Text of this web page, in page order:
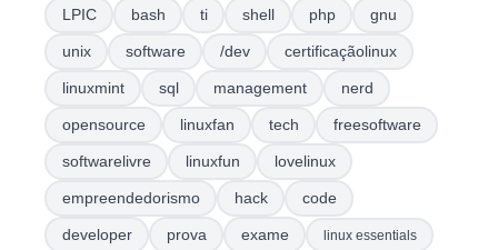
LPIC bash ti shell php gnu
unix software /dev certificaçãolinux
linuxmint sql management nerd
opensource linuxfan tech freesoftware
softwarelivre linuxfun lovelinux
empreendedorismo hack code
developer prova exame linux essentials